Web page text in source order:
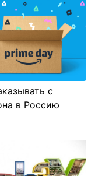
с
в Россию